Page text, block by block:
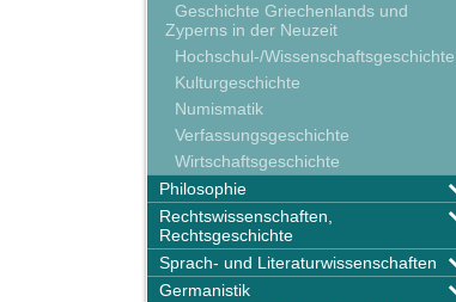
Geschichte Griechenlands und
Zyperns in der Neuzeit
Hochschul-/Wissenschaftsgeschichte
Kulturgeschichte
Numismatik
Verfassungsgeschichte
Wirtschaftsgeschichte
Philosophie
Rechtswissenschaften,
Rechtsgeschichte
Sprach- und Literaturwissenschaften
Germanistik